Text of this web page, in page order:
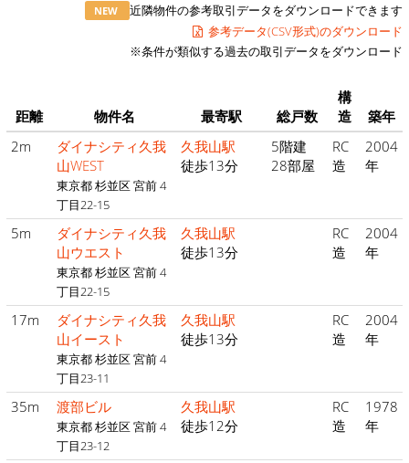
NEW
近隣物件の参考取引データをダウンロードできます
参考データ(CSV形式)のダウンロード
※条件が類似する過去の取引データをダウンロード
距離 物件名 最寄駅 総戸数
構
造
築年
2m
ダイナシティ久我
山WEST
東京都 杉並区 宮前 4
丁目22-15
久我山駅
徒歩13分
5階建
28部屋
RC
造
2004
年
5m
ダイナシティ久我
山ウエスト
東京都 杉並区 宮前 4
丁目22-15
久我山駅
徒歩13分
RC
造
2004
年
17m
ダイナシティ久我
山イースト
東京都 杉並区 宮前 4
丁目23-11
久我山駅
徒歩13分
RC
造
2004
年
35m 渡部ビル
東京都 杉並区 宮前 4
丁目23-12
久我山駅
徒歩12分
RC
造
1978
年